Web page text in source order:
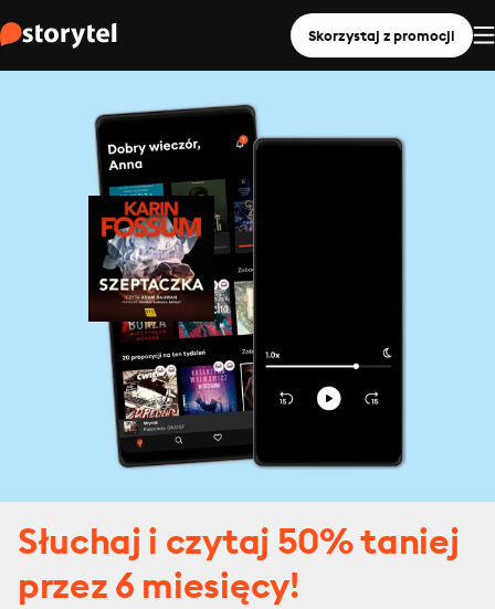
Skorzystaj z promocji
Słuchaj i czytaj 50% taniej
przez 6 miesięcy!